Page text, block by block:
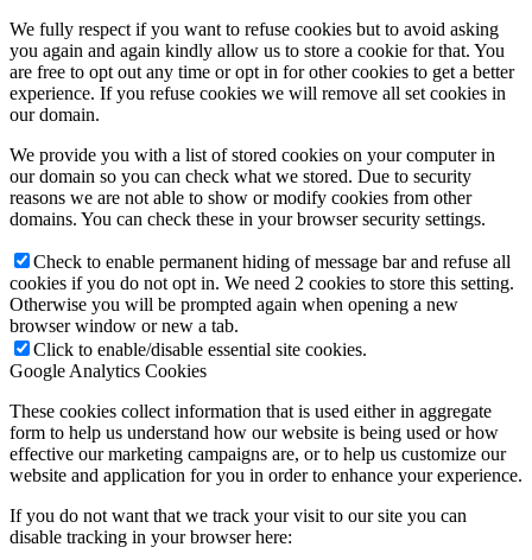
We fully respect if you want to refuse cookies but to avoid asking
you again and again kindly allow us to store a cookie for that. You
are free to opt out any time or opt in for other cookies to get a better
experience. If you refuse cookies we will remove all set cookies in
our domain.
We provide you with a list of stored cookies on your computer in
our domain so you can check what we stored. Due to security
reasons we are not able to show or modify cookies from other
domains. You can check these in your browser security settings.
Check to enable permanent hiding of message bar and refuse all
cookies if you do not opt in. We need 2 cookies to store this setting.
Otherwise you will be prompted again when opening a new
browser window or new a tab.
Click to enable/disable essential site cookies.
Google Analytics Cookies
These cookies collect information that is used either in aggregate
form to help us understand how our website is being used or how
effective our marketing campaigns are, or to help us customize our
website and application for you in order to enhance your experience.
If you do not want that we track your visit to our site you can
disable tracking in your browser here: